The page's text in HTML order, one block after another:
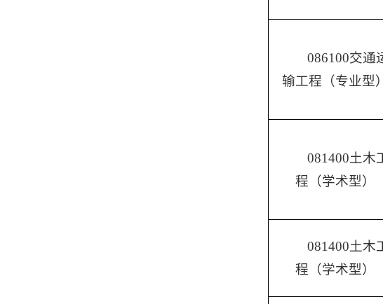
086100交通
输工程（专业型）
081400土木
程（学术型）
081400土木
程（学术型）